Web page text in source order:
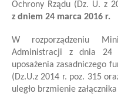
Ochrony Rządu (Dz. U. z
z dniem 24 marca 2016 r.
W rozporządzeniu
Administracji z dnia
uposażenia zasadniczego
(Dz.U.z 2014 r. poz. 315
uległo brzmienie załącznika